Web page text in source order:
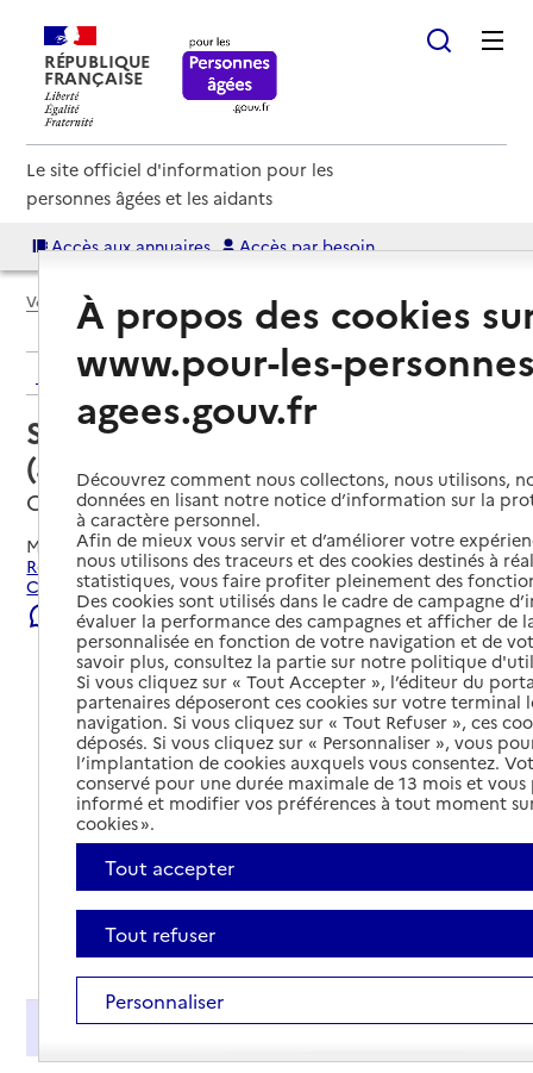
RÉPUBLIQUE
FRANÇAISE
Le site officiel d'information pour les
personnes âgées et les aidants
Accès aux annuaires Accès par besoin
Voir le fil d’Ariane
Retour aux résultats de l'annuaire
Service autonomie à domicile
(aide) – Onela
Cannes, ALPES-MARITIMES
Mis à jour le23/07/2026
Rechercher les établissements et services autour de
Cannes.
Signaler une erreur
Présentation
À propos des cookies
www.pour-les-
agees.gouv.fr
Découvrez comment nous collectons, nous utilisons,
données en lisant notre notice d’information sur la
à caractère personnel.
Afin de mieux vous servir et d’améliorer votre
nous utilisons des traceurs et des cookies destinés à
statistiques, vous faire profiter pleinement des
Des cookies sont utilisés dans le cadre de campagne
évaluer la performance des campagnes et afficher de
personnalisée en fonction de votre navigation et de
savoir plus, consultez la partie sur notre politique
Si vous cliquez sur « Tout Accepter », l’éditeur du
partenaires déposeront ces cookies sur votre terminal
navigation. Si vous cliquez sur « Tout Refuser », ces
déposés. Si vous cliquez sur « Personnaliser », vous
l’implantation de cookies auxquels vous consentez.
conservé pour une durée maximale de 13 mois et
informé et modifier vos préférences à tout moment
cookies ».
Tout accepter
Tout refuser
Personnaliser